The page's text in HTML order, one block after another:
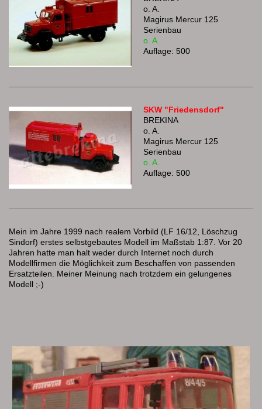
o. A.
Magirus Mercur 125
Serienbau
o. A.
Auflage: 500
SKW "Friedensdorf"
BREKINA
o. A.
Magirus Mercur 125
Serienbau
o. A.
Auflage: 500
Mein im Jahre 1999 nach realem Vorbild (LF 16/12, Löschzug
Sindorf) erstes selbstgebautes Modell im Maßstab 1:87. Vor 20
Jahren hatte man halt weder durch Internet noch durch
Modellfirmen die Möglichkeit zum Beschaffen von passenden
Ersatzteilen. Meiner Meinung nach trotzdem ein gelungenes
Modell ;-)